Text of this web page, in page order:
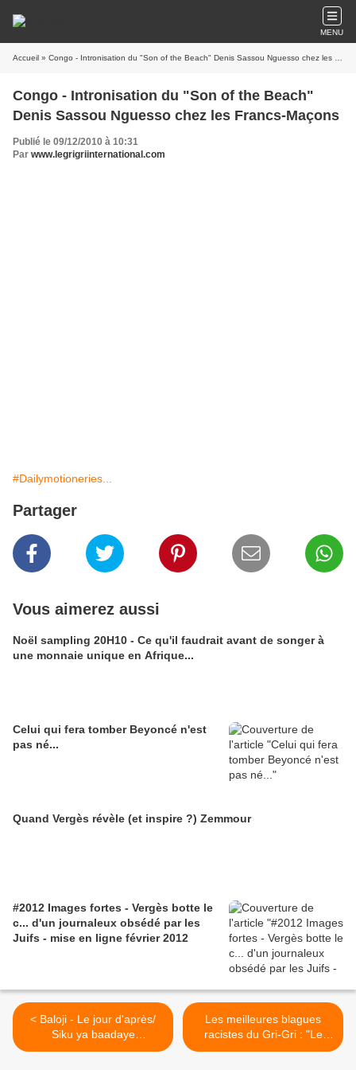
MENU
Accueil » Congo - Intronisation du "Son of the Beach" Denis Sassou Nguesso chez les Francs-Maçons
Congo - Intronisation du "Son of the Beach"
Denis Sassou Nguesso chez les Francs-Maçons
Publié le 09/12/2010 à 10:31
Par www.legrigriinternational.com
#Dailymotioneries...
Partager
Vous aimerez aussi
Noël sampling 20H10 - Ce qu'il faudrait avant de songer à
une monnaie unique en Afrique...
Celui qui fera tomber Beyoncé n'est
pas né...
Quand Vergès révèle (et inspire ?) Zemmour
#2012 Images fortes - Vergès botte le
c... d'un journaleux obsédé par les
Juifs - mise en ligne février 2012
< Baloji - Le jour d'après/
Siku ya baadaye
(Independence cha-cha)
Les meilleures blagues
racistes du Gri-Gri : "Le
bruit et l'odeur" par Chirac >